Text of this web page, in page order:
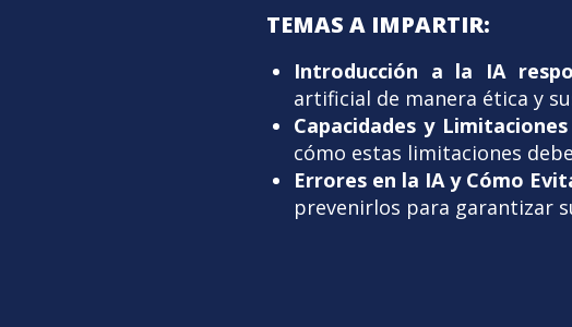
TEMAS A IMPARTIR:
Introducción a la IA
artificial de manera ética y
Capacidades y
cómo estas limitaciones
Errores en la IA y Cómo
prevenirlos para garantizar